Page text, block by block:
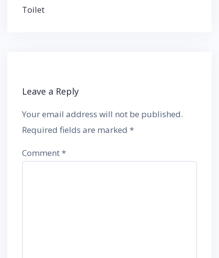
Toilet
Leave a Reply
Your email address will not be published.
Required fields are marked *
Comment*